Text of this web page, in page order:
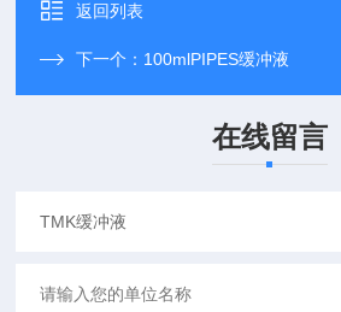
返回列表
下一个： 100mlPIPES缓冲液
在线留言